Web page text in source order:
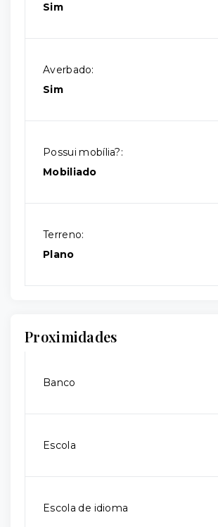
Sim
Averbado:
Sim
Possui mobília?:
Mobiliado
Terreno:
Plano
Proximidades
Banco
Escola
Escola de idioma